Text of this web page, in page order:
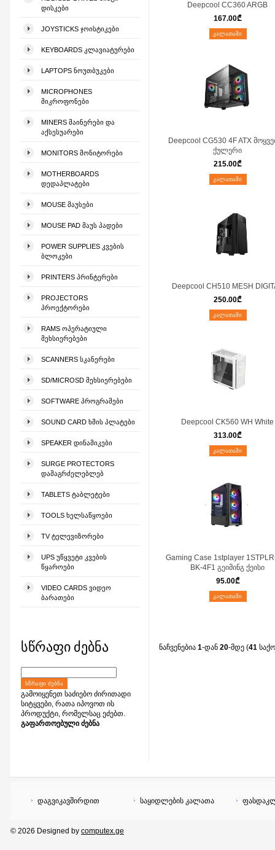
ᲓᲘᲡᲙᲔᲑᲘ
JOYSTICKS ᲯᲝᲘᲡᲢᲘᲙᲔᲑᲘ
KEYBOARDS ᲙᲚᲐᲕᲘᲐᲢᲣᲠᲔᲑᲘ
LAPTOPS ᲜᲝᲣᲗᲑᲣᲙᲔᲑᲘ
MICROPHONES
ᲛᲘᲙᲠᲝᲤᲝᲜᲔᲑᲘ
MINERS ᲛᲐᲘᲜᲔᲠᲔᲑᲘ ᲓᲐ
ᲐᲥᲡᲔᲡᲣᲐᲠᲔᲑᲘ
MONITORS ᲛᲝᲜᲘᲢᲝᲠᲔᲑᲘ
MOTHERBOARDS
ᲓᲔᲓᲐᲞᲚᲐᲢᲔᲑᲘ
MOUSE ᲛᲐᲣᲡᲔᲑᲘ
MOUSE PAD ᲛᲐᲣᲡ ᲞᲐᲓᲔᲑᲘ
POWER SUPPLIES ᲙᲕᲔᲑᲘᲡ
ᲑᲚᲝᲙᲔᲑᲘ
PRINTERS ᲞᲠᲘᲜᲢᲔᲠᲔᲑᲘ
PROJECTORS
ᲞᲠᲝᲔᲥᲢᲝᲠᲔᲑᲘ
RAMS ᲝᲞᲔᲠᲐᲢᲘᲣᲚᲘ
ᲛᲔᲮᲡᲘᲔᲠᲔᲑᲔᲑᲘ
SCANNERS ᲡᲙᲐᲜᲔᲠᲔᲑᲘ
SD/MICROSD ᲛᲔᲮᲡᲘᲔᲠᲔᲑᲔᲑᲘ
SOFTWARE ᲞᲠᲝᲒᲠᲐᲛᲔᲑᲘ
SOUND CARD ᲮᲛᲘᲡ ᲞᲚᲐᲢᲔᲑᲘ
SPEAKER ᲓᲘᲜᲐᲛᲘᲙᲔᲑᲘ
SURGE PROTECTORS
ᲓᲐᲛᲐᲒᲠᲫᲔᲚᲔᲑᲚᲔᲑ
TABLETS ᲢᲐᲑᲚᲔᲢᲔᲑᲘ
TOOLS ᲮᲔᲚᲡᲐᲬᲧᲝᲔᲑᲘ
TV ᲢᲔᲚᲔᲕᲘᲖᲝᲠᲔᲑᲘ
UPS ᲣᲬᲧᲕᲔᲢᲘ ᲙᲕᲔᲑᲘᲡ
ᲬᲧᲐᲠᲝᲔᲑᲘ
VIDEO CARDS ᲕᲘᲓᲔᲝ
ᲑᲐᲠᲐᲗᲔᲑᲘ
სწრაფი ძებნა
ᲡᲬᲠᲐᲤᲘ ᲫᲔᲑᲜᲐ
გამოიყენეთ საძიებო ძირითადი
სიტყვები, რათა იპოვოთ ის
პროდუქტი, რომელსაც ეძებთ.
გაფართოებული ძებნა
Deepcool CC360 ARGB
167.00₾
ᲙᲐᲚᲐᲗᲐᲨᲘ
Deepcool CG530 4F ATX
ქულერი
215.00₾
ᲙᲐᲚᲐᲗᲐᲨᲘ
Deepcool CH510 MESH
250.00₾
ᲙᲐᲚᲐᲗᲐᲨᲘ
Deepcool CK560 WH White
313.00₾
ᲙᲐᲚᲐᲗᲐᲨᲘ
Gaming Case 1stplayer
BK-4F1 გეიმინგ ქეისი
95.00₾
ᲙᲐᲚᲐᲗᲐᲨᲘ
ნაჩვენებია 1-დან 20-მდე (41
დაგვიკავშირდით საყიდლების კალათა
© 2026 Designed by computex.ge